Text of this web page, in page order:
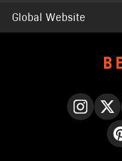
Global Website